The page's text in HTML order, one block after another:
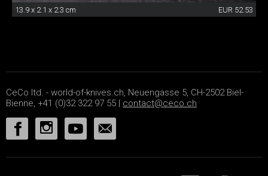
13.9 x 2.1 x 2.3 cm EUR 52.53
CeCo ltd. - world-of-knives.ch, Neuengasse 5, CH-2502 Biel-
Bienne, +41 (0)32 322 97 55 | contact@ceco.ch